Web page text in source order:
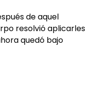
de aquel
resolvió aplicarles
quedó bajo